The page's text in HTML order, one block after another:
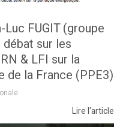
FUGIT (groupe
débat sur les
& LFI sur la
de la France (PPE3)
Lire l'article